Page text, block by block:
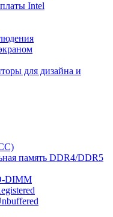
Intel
для дизайна и
память DDR4/DDR5
DIMM